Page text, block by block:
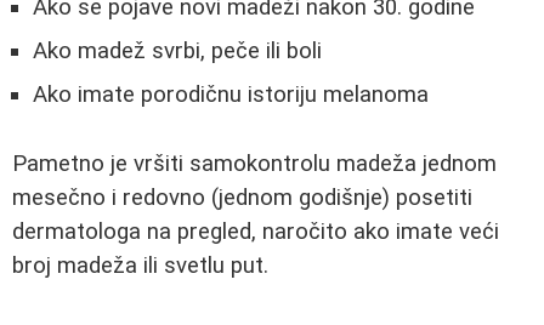
Ako se pojave novi madeži nakon 30. godine
Ako madež svrbi, peče ili boli
Ako imate porodičnu istoriju melanoma
Pametno je vršiti samokontrolu madeža jednom
mesečno i redovno (jednom godišnje) posetiti
dermatologa na pregled, naročito ako imate veći
broj madeža ili svetlu put.